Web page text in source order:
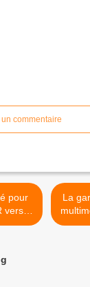
commentaire
vers
La